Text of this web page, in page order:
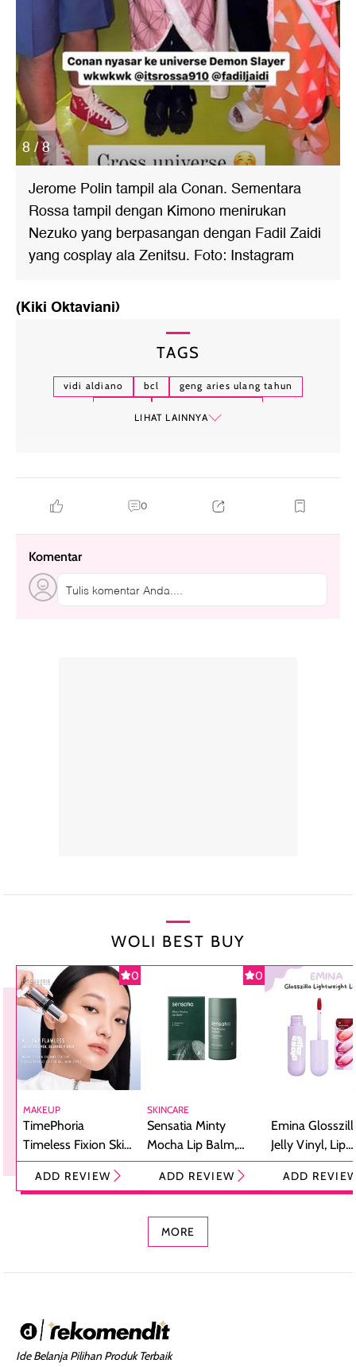
8 / 8
Jerome Polin tampil ala Conan. Sementara
Rossa tampil dengan Kimono menirukan
Nezuko yang berpasangan dengan Fadil Zaidi
yang cosplay ala Zenitsu. Foto: Instagram
(Kiki Oktaviani)
TAGS
vidi aldiano bcl
geng aries ulang tahun
LIHAT LAINNYA
0
Komentar
Tulis komentar Anda....
WOLI BEST BUY
0
MAKEUP
TimePhoria
Timeless Fixion Skin
Tint Stick,
Foundation dan
ADD REVIEW
0
SKINCARE
Sensatia Minty
Mocha Lip Balm,
Pelembap Bibir
dengan Aroma
ADD REVIEW
Emina
Jelly Vinyl, Lip
Cream Glossy
Ringan
ADD
MORE
Ide Belanja Pilihan Produk Terbaik